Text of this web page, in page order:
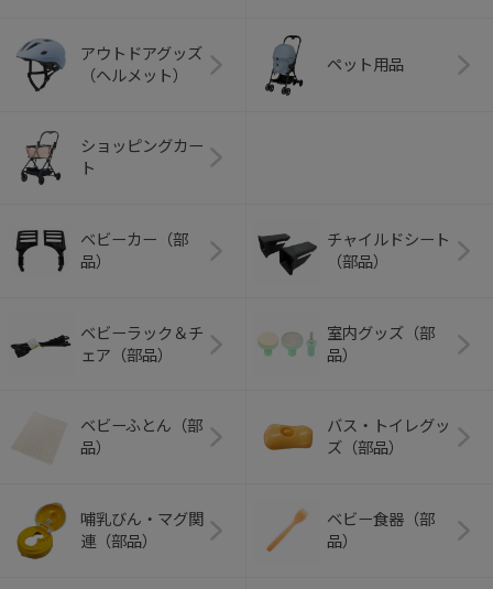
アウトドアグッズ
（ヘルメット）
ペット用品
ショッピングカー
ト
ベビーカー（部
品）
チャイルドシート
（部品）
ベビーラック＆チ
ェア（部品）
室内グッズ（部
品）
ベビーふとん（部
品）
バス・トイレグッ
ズ（部品）
哺乳びん・マグ関
連（部品）
ベビー食器（部
品）